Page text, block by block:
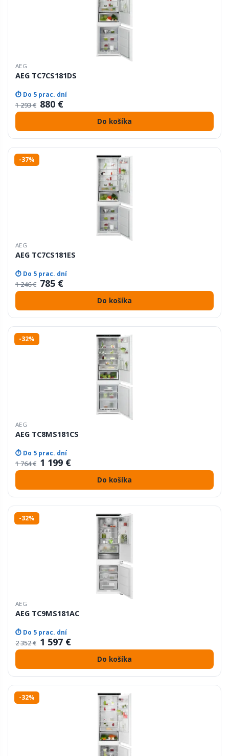
AEG
AEG TC7CS181DS
⏱ Do 5 prac. dní
1 293 € 880 €
Do košíka
-37%
AEG
AEG TC7CS181ES
⏱ Do 5 prac. dní
1 246 € 785 €
Do košíka
-32%
AEG
AEG TC8MS181CS
⏱ Do 5 prac. dní
1 764 € 1 199 €
Do košíka
-32%
AEG
AEG TC9MS181AC
⏱ Do 5 prac. dní
2 352 € 1 597 €
Do košíka
-32%